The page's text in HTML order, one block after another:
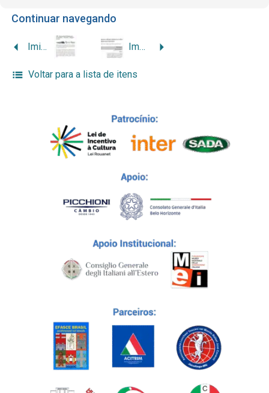
Continuar navegando
Imigrantes italianos em Leopoldina: trabalho, religião e lazer Imagens culturais italianas nos estilos empresariais brasileiros
Voltar para a lista de itens